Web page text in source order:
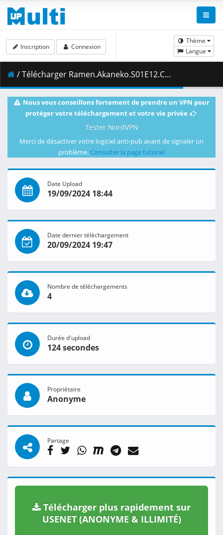
Thème
Langue
Inscription Connexion
/ Télécharger Ramen.Akaneko.S01E12.Choose.the.Team-As.Always.Thanks.for.Coming-Congratulations.1080p.CR.WEB-DL.AAC2.0.H.264-VARYG.mkv.003 ( 457.39 MB )
Nous vous conseillons fortement de prendre un VPN pour
protéger votre téléchargement et votre vie privée
Tester NordVPN
Merci de désactiver votre logiciel anti-pub avant de signaler un
problème. Consulter la page tutoriel
Date Upload
19/09/2024 18:44
Date dernier téléchargement
20/09/2024 19:47
Nombre de téléchargements
4
Durée d'upload
124 secondes
Propriétaire
Anonyme
Partage
Télécharger plus rapidement sur
USENET (ANONYME & ILLIMITÉ)